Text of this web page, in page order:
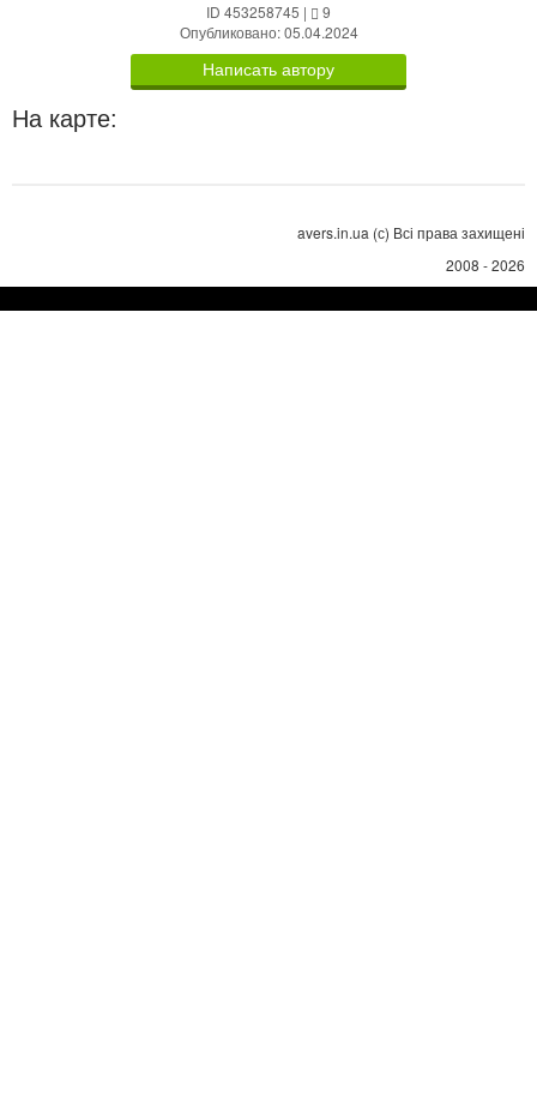
ID 453258745 |
9
Опубликовано: 05.04.2024
Написать автору
На карте:
avers.in.ua (с) Всі права захищені
2008 - 2026